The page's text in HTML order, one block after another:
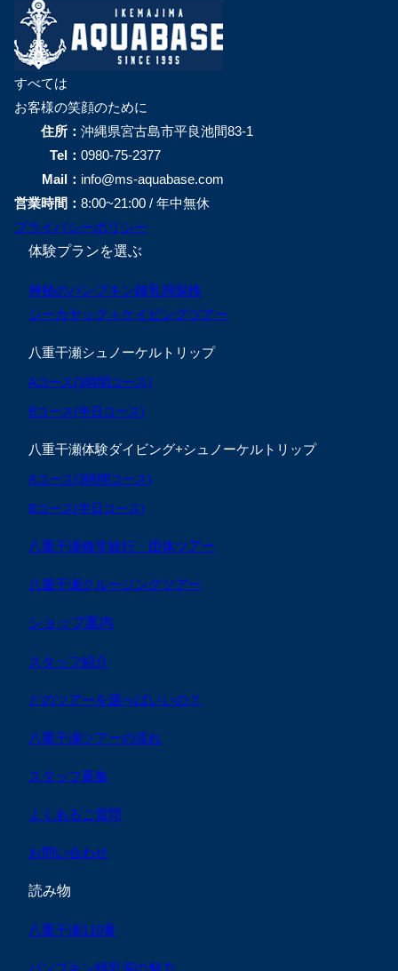
すべては
お客様の笑顔のために
住所： 沖縄県宮古島市平良池間83-1
Tel： 0980-75-2377
Mail： info@ms-aquabase.com
営業時間： 8:00~21:00 / 年中無休
プライバシーポリシー
体験プランを選ぶ
神秘のパンプキン鍾乳洞探検
シーカヤック＋ケイビングツアー
八重干瀬シュノーケルトリップ
Aコース(3時間コース)
Bコース(半日コース)
八重干瀬体験ダイビング+シュノーケルトリップ
Aコース(3時間コース)
Bコース(半日コース)
八重干瀬修学旅行・団体ツアー
八重干瀬クルージングツアー
ショップ案内
スタッフ紹介
どのツアーを選べばいいの？
八重干瀬ツアーの流れ
スタッフ募集
よくあるご質問
お問い合わせ
読み物
八重干瀬110番